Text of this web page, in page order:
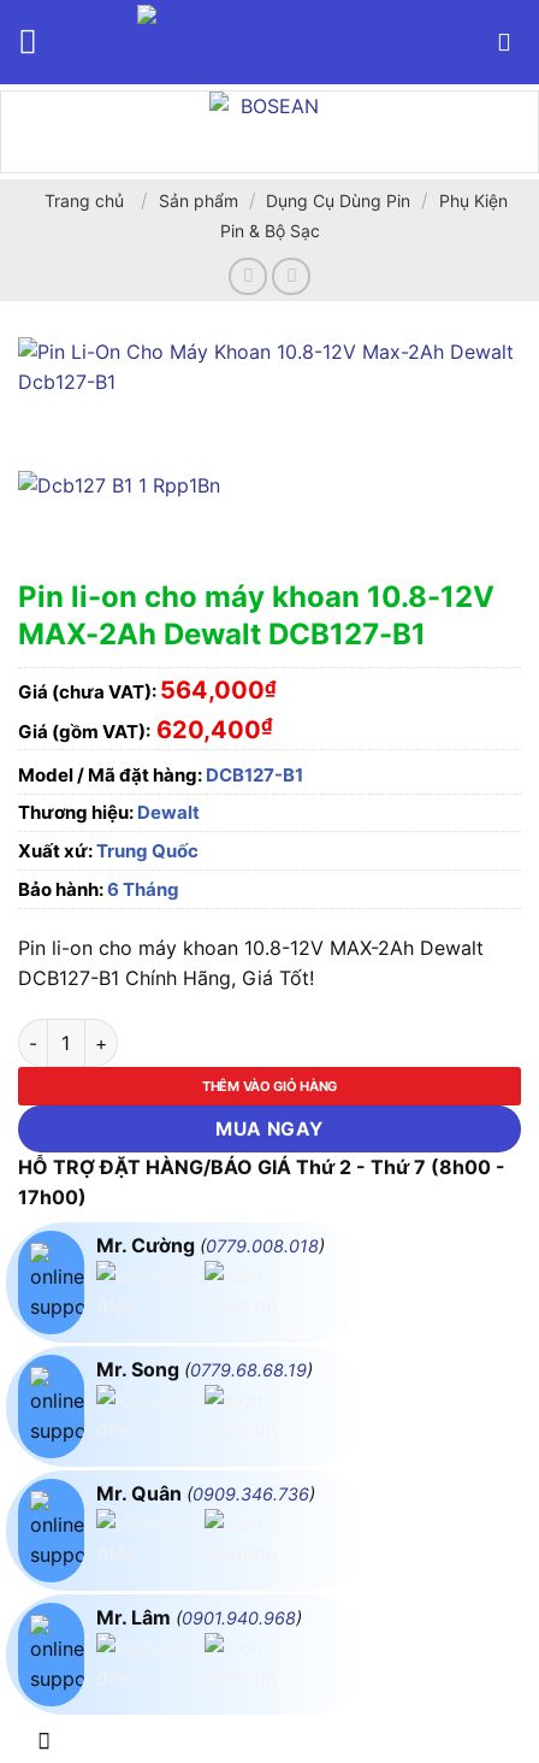
Trang chủ / Sản phẩm / Dụng Cụ Dùng Pin /
Phụ Kiện
Pin & Bộ Sạc
Pin li-on cho máy khoan 10.8-12V
MAX-2Ah Dewalt DCB127-B1
Giá (chưa VAT): 564,000₫
Giá (gồm VAT): 620,400₫
Model / Mã đặt hàng: DCB127-B1
Thương hiệu: Dewalt
Xuất xứ:Trung Quốc
Bảo hành:6 Tháng
Pin li-on cho máy khoan 10.8-12V MAX-2Ah Dewalt
DCB127-B1 Chính Hãng, Giá Tốt!
Pin li-on cho máy khoan 10.8-12V MAX-2Ah Dewalt DCB127-
THÊM VÀO GIỎ HÀNG
MUA NGAY
HỖ TRỢ ĐẶT HÀNG/BÁO GIÁ Thứ 2 - Thứ 7 (8h00 -
17h00)
Mr. Cường (0779.008.018)
Mr. Song (0779.68.68.19)
Mr. Quân (0909.346.736)
Mr. Lâm (0901.940.968)